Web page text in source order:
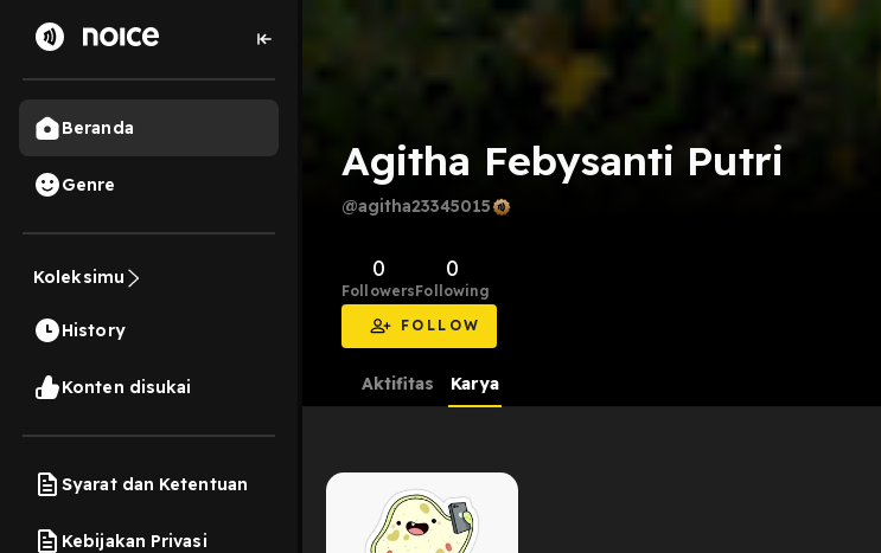
Beranda
Genre
Koleksimu
History
Konten disukai
Syarat dan Ketentuan
Kebijakan Privasi
Agitha Febysanti Putri
@agitha23345015
0
Followers
0
Following
FOLLOW
Aktifitas Karya